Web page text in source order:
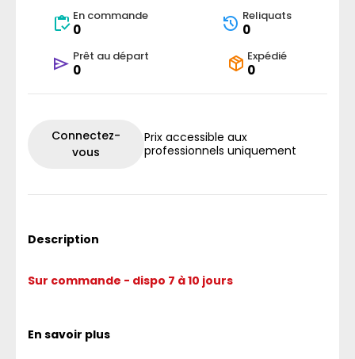
En commande
0
Reliquats
0
Prêt au départ
0
Expédié
0
Connectez-
vous
Prix accessible aux
professionnels uniquement
Description
Sur commande - dispo 7 à 10 jours
En savoir plus